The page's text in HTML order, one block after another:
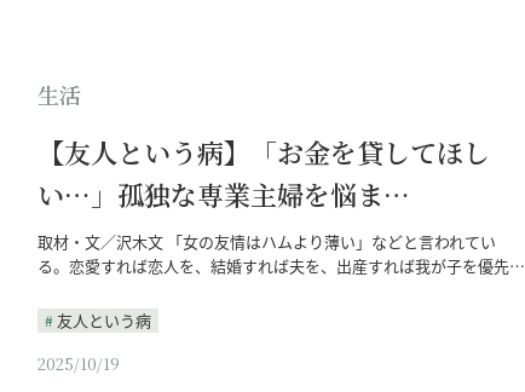
生活
【友人という病】「お金を貸してほし
い…」孤独な専業主婦を悩ま…
取材・文／沢木文 「女の友情はハムより薄い」などと言われてい
る。恋愛すれば恋人を、結婚すれば夫を、出産すれば我が子を優先…
友人という病
2025/10/19